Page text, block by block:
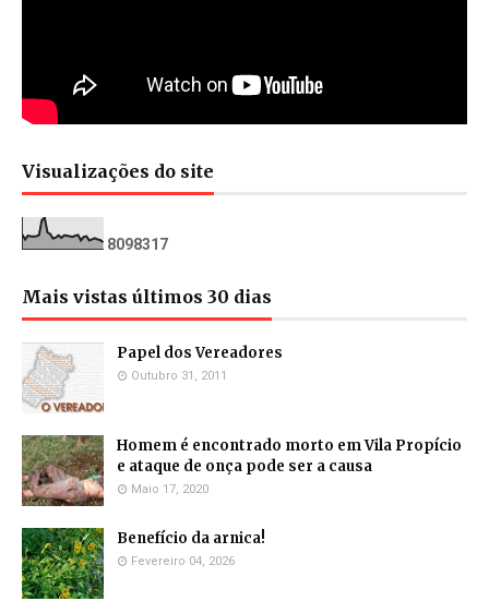
Visualizações do site
809831 7
Mais vistas últimos 30 dias
Papel dos Vereadores
Outubro 31, 2011
Homem é encontrado morto em Vila Propício
e ataque de onça pode ser a causa
Maio 17, 2020
Benefício da arnica!
Fevereiro 04, 2026